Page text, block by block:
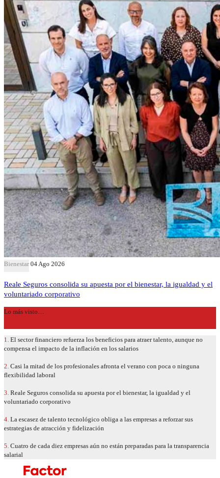
Bienestar 04 Ago 2026
Reale Seguros consolida su apuesta por el bienestar, la igualdad y el
voluntariado corporativo
Lo más visto…
1. El sector financiero refuerza los beneficios para atraer talento, aunque no
compensa el impacto de la inflación en los salarios
2. Casi la mitad de los profesionales afronta el verano con poca o ninguna
flexibilidad laboral
3. Reale Seguros consolida su apuesta por el bienestar, la igualdad y el
voluntariado corporativo
4. La escasez de talento tecnológico obliga a las empresas a reforzar sus
estrategias de atracción y fidelización
5. Cuatro de cada diez empresas aún no están preparadas para la transparencia
salarial